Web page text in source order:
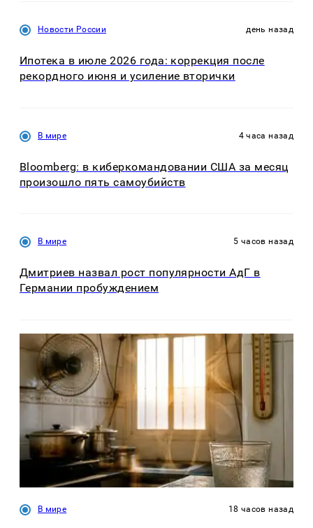
Новости России день назад
Ипотека в июле 2026 года: коррекция после
рекордного июня и усиление вторички
В мире 4 часа назад
Bloomberg: в киберкомандовании США за месяц
произошло пять самоубийств
В мире 5 часов назад
Дмитриев назвал рост популярности АдГ в
Германии пробуждением
В мире 18 часов назад